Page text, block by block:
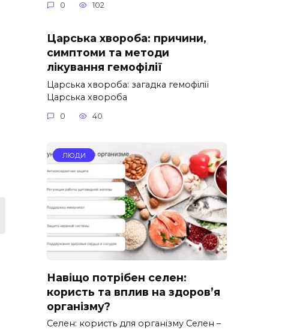
0 102
Царська хвороба: причини,
симптоми та методи
лікування гемофілії
Царська хвороба: загадка гемофілії
Царська хвороба
0 40
ЛЮДИ
Навіщо потрібен селен:
користь та вплив на здоров’я
організму?
Селен: користь для організму Селен –